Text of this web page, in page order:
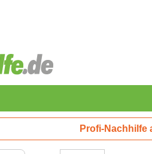
Profi-Nachhilfe